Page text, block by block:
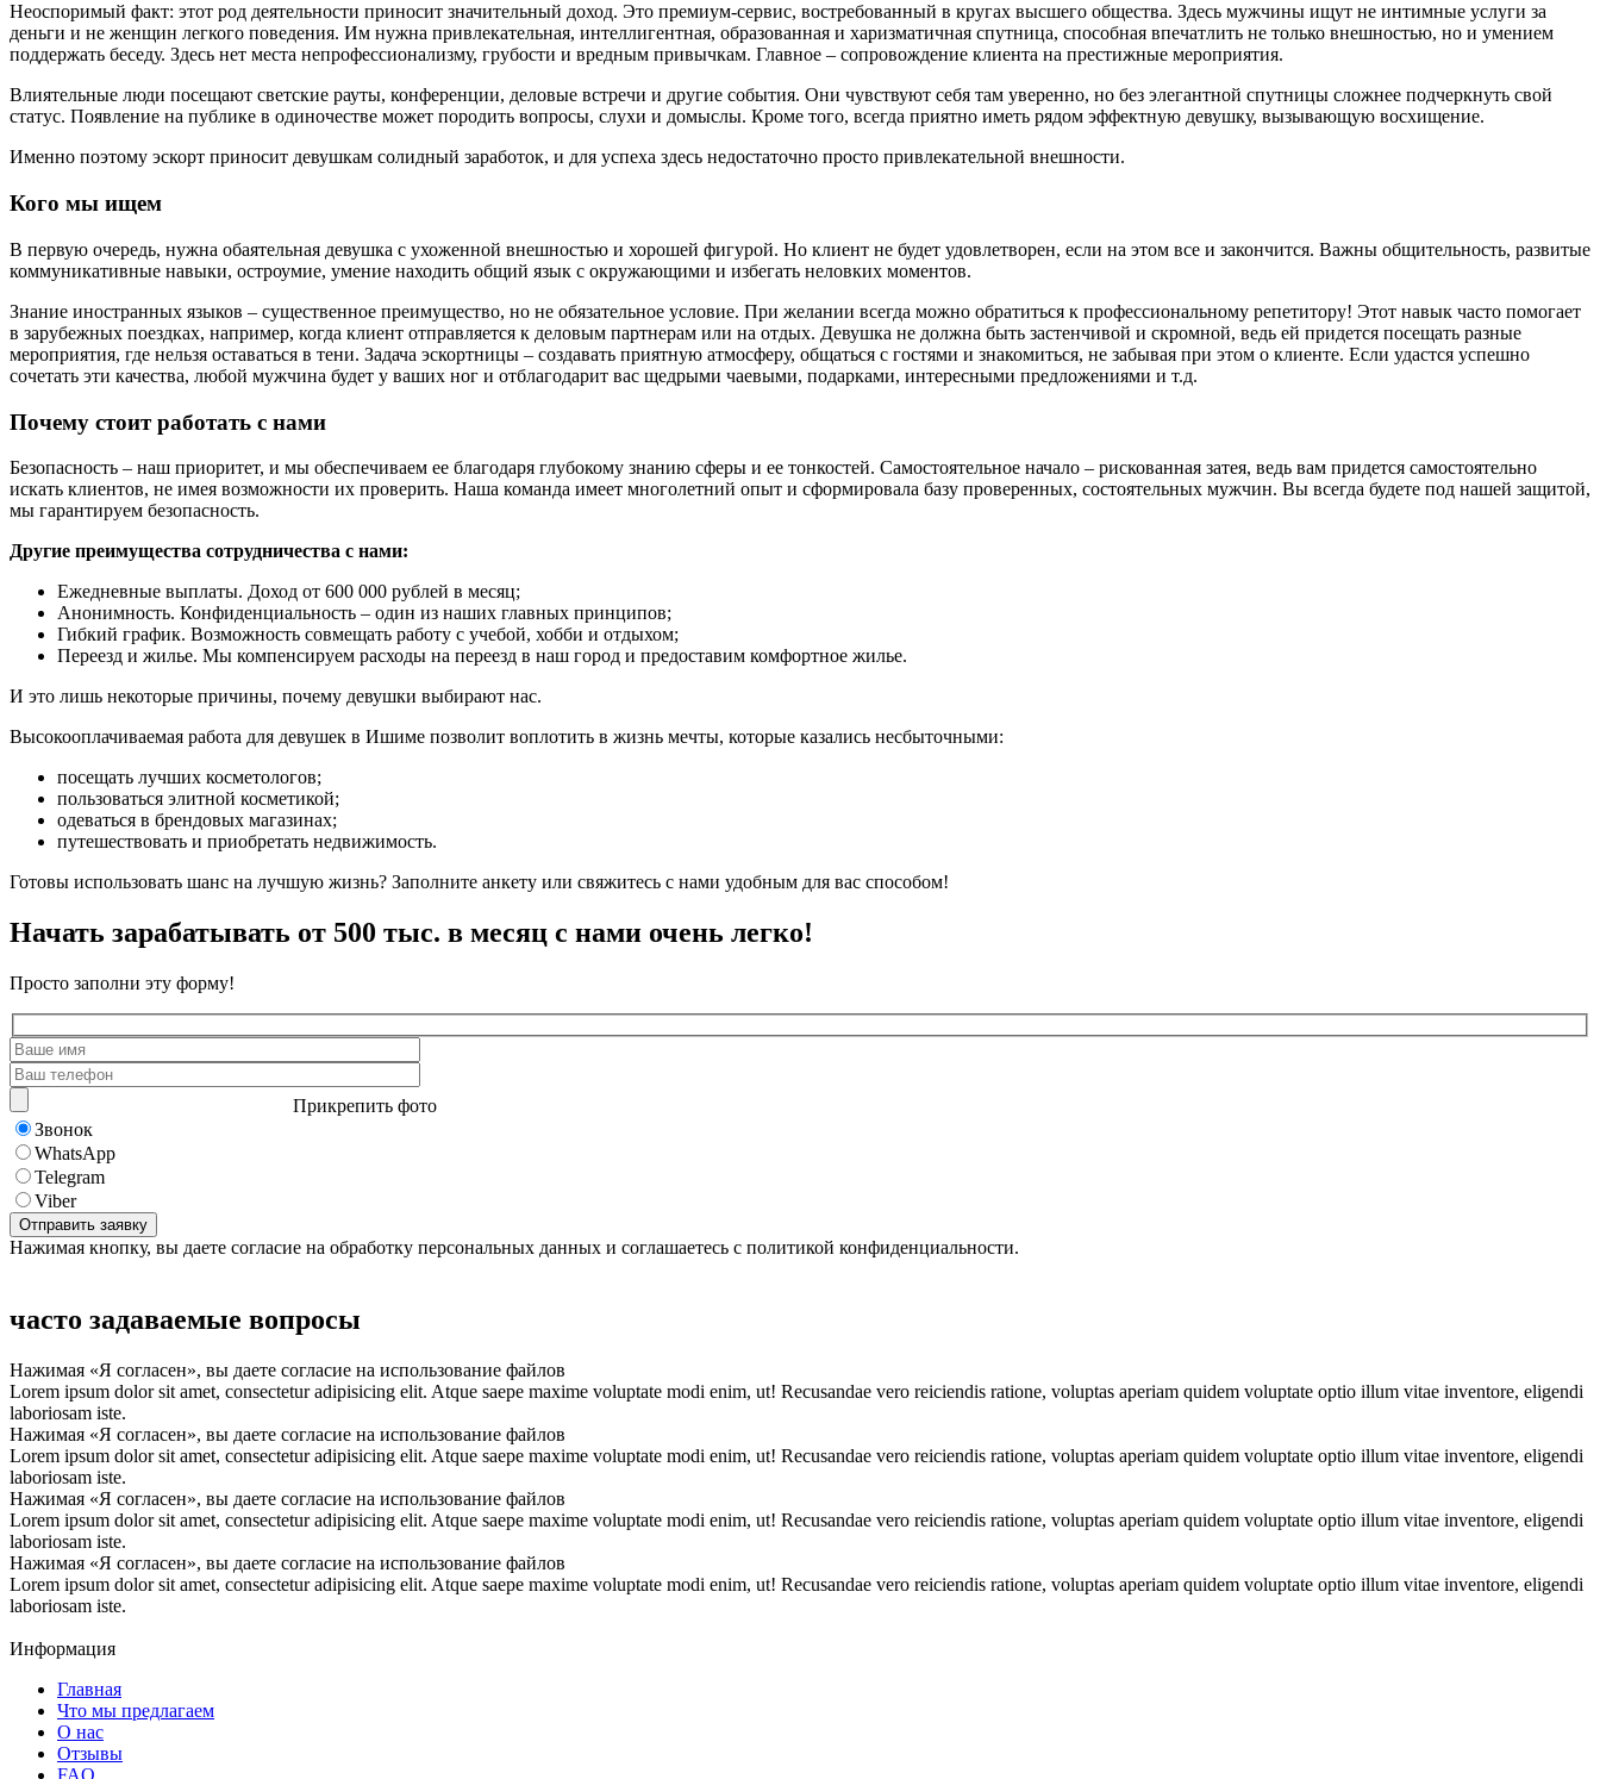
Неоспоримый факт: этот род деятельности приносит значительный доход. Это премиум-сервис, востребованный в кругах высшего общества. Здесь мужчины ищут не интимные услуги за
деньги и не женщин легкого поведения. Им нужна привлекательная, интеллигентная, образованная и харизматичная спутница, способная впечатлить не только внешностью, но и умением
поддержать беседу. Здесь нет места непрофессионализму, грубости и вредным привычкам. Главное – сопровождение клиента на престижные мероприятия.
Влиятельные люди посещают светские рауты, конференции, деловые встречи и другие события. Они чувствуют себя там уверенно, но без элегантной спутницы сложнее подчеркнуть свой
статус. Появление на публике в одиночестве может породить вопросы, слухи и домыслы. Кроме того, всегда приятно иметь рядом эффектную девушку, вызывающую восхищение.
Именно поэтому эскорт приносит девушкам солидный заработок, и для успеха здесь недостаточно просто привлекательной внешности.
Кого мы ищем
В первую очередь, нужна обаятельная девушка с ухоженной внешностью и хорошей фигурой. Но клиент не будет удовлетворен, если на этом все и закончится. Важны общительность, развитые
коммуникативные навыки, остроумие, умение находить общий язык с окружающими и избегать неловких моментов.
Знание иностранных языков – существенное преимущество, но не обязательное условие. При желании всегда можно обратиться к профессиональному репетитору! Этот навык часто помогает
в зарубежных поездках, например, когда клиент отправляется к деловым партнерам или на отдых. Девушка не должна быть застенчивой и скромной, ведь ей придется посещать разные
мероприятия, где нельзя оставаться в тени. Задача эскортницы – создавать приятную атмосферу, общаться с гостями и знакомиться, не забывая при этом о клиенте. Если удастся успешно
сочетать эти качества, любой мужчина будет у ваших ног и отблагодарит вас щедрыми чаевыми, подарками, интересными предложениями и т.д.
Почему стоит работать с нами
Безопасность – наш приоритет, и мы обеспечиваем ее благодаря глубокому знанию сферы и ее тонкостей. Самостоятельное начало – рискованная затея, ведь вам придется самостоятельно
искать клиентов, не имея возможности их проверить. Наша команда имеет многолетний опыт и сформировала базу проверенных, состоятельных мужчин. Вы всегда будете под нашей защитой,
мы гарантируем безопасность.
Другие преимущества сотрудничества с нами:
Ежедневные выплаты. Доход от 600 000 рублей в месяц;
Анонимность. Конфиденциальность – один из наших главных принципов;
Гибкий график. Возможность совмещать работу с учебой, хобби и отдыхом;
Переезд и жилье. Мы компенсируем расходы на переезд в наш город и предоставим комфортное жилье.
И это лишь некоторые причины, почему девушки выбирают нас.
Высокооплачиваемая работа для девушек в Ишиме позволит воплотить в жизнь мечты, которые казались несбыточными:
посещать лучших косметологов;
пользоваться элитной косметикой;
одеваться в брендовых магазинах;
путешествовать и приобретать недвижимость.
Готовы использовать шанс на лучшую жизнь? Заполните анкету или свяжитесь с нами удобным для вас способом!
Начать зарабатывать от 500 тыс. в месяц с нами очень легко!
Просто заполни эту форму!
Прикрепить фото
Звонок
WhatsApp
Telegram
Viber
Нажимая кнопку, вы даете согласие на обработку персональных данных и соглашаетесь с политикой конфиденциальности.
часто задаваемые вопросы
Нажимая «Я согласен», вы даете согласие на использование файлов
Lorem ipsum dolor sit amet, consectetur adipisicing elit. Atque saepe maxime voluptate modi enim, ut! Recusandae vero reiciendis ratione, voluptas aperiam quidem voluptate optio illum vitae inventore, eligendi
laboriosam iste.
Нажимая «Я согласен», вы даете согласие на использование файлов
Lorem ipsum dolor sit amet, consectetur adipisicing elit. Atque saepe maxime voluptate modi enim, ut! Recusandae vero reiciendis ratione, voluptas aperiam quidem voluptate optio illum vitae inventore, eligendi
laboriosam iste.
Нажимая «Я согласен», вы даете согласие на использование файлов
Lorem ipsum dolor sit amet, consectetur adipisicing elit. Atque saepe maxime voluptate modi enim, ut! Recusandae vero reiciendis ratione, voluptas aperiam quidem voluptate optio illum vitae inventore, eligendi
laboriosam iste.
Нажимая «Я согласен», вы даете согласие на использование файлов
Lorem ipsum dolor sit amet, consectetur adipisicing elit. Atque saepe maxime voluptate modi enim, ut! Recusandae vero reiciendis ratione, voluptas aperiam quidem voluptate optio illum vitae inventore, eligendi
laboriosam iste.
Информация
Главная
Что мы предлагаем
О нас
Отзывы
FAQ